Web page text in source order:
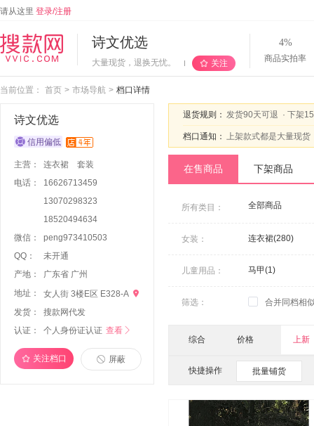
请从这里 登录/注册
诗文优选
大量现货，退换无忧。 关注
4%
商品实拍率
当前位置： 首页 > 市场导航 > 档口详情
诗文优选
主营： 连衣裙
套装
电话：
16626713459
13070298323
18520494634
微信：
peng97341 0503
QQ：
未开通
产地：
广东省 广州
地址：
女人街 3楼E区 E328-A 
发货：
搜款网代发
认证：
个人身份证认证 查看
关注档口 屏蔽
退货规则： 发货90天可退 · 下架
档口通知： 上架款式都是大量现货
在售商品 下架商品
所有类目： 全部商品
女装：
连衣裙(280)
儿童用品： 马甲(1)
筛选： 合并同档相
综合 价格 上新
快捷操作 批量铺货